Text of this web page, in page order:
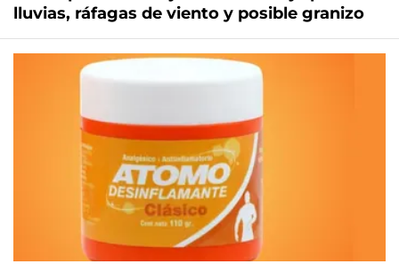
lluvias, ráfagas de viento y posible granizo